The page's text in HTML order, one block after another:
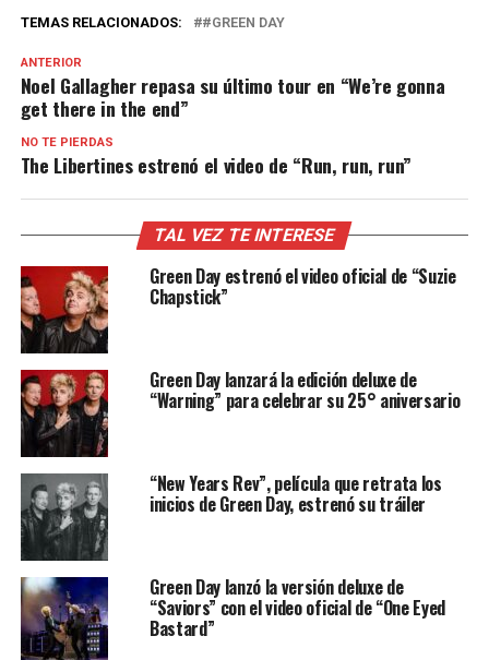
TEMAS RELACIONADOS: #GREEN DAY
ANTERIOR
Noel Gallagher repasa su último tour en “We’re gonna
get there in the end”
NO TE PIERDAS
The Libertines estrenó el video de “Run, run, run”
TAL VEZ TE INTERESE
Green Day estrenó el video oficial de “Suzie
Chapstick”
Green Day lanzará la edición deluxe de
“Warning” para celebrar su 25° aniversario
“New Years Rev”, película que retrata los
inicios de Green Day, estrenó su tráiler
Green Day lanzó la versión deluxe de
“Saviors” con el video oficial de “One Eyed
Bastard”